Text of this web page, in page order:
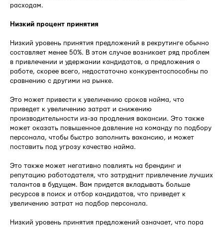
расходам.
Низкий процент принятия
Низкий уровень принятия предложений в рекрутинге обычно
составляет менее 50%. В этом случае возникает ряд проблем
в привлечении и удержании кандидатов, а предложения о
работе, скорее всего, недостаточно конкурентоспособны по
сравнению с другими на рынке.
Это может привести к увеличению сроков найма, что
приведет к увеличению затрат и снижению
производительности из-за продления вакансии. Это также
может оказать повышенное давление на команду по подбору
персонала, чтобы быстро заполнить вакансию, и может
поставить под угрозу качество найма.
Это также может негативно повлиять на брендинг и
репутацию работодателя, что затруднит привлечение лучших
талантов в будущем. Вам придется вкладывать больше
ресурсов в поиск и отбор кандидатов, что приведет к
увеличению затрат на подбор персонала.
Низкий уровень принятия предложений означает, что пора